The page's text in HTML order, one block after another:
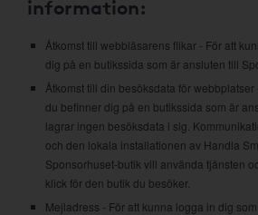
information:
Åtkomst till webbläsarens flikar - För att
dig på en butikssida som är ansluten till
Åtkomst till din besöksdata för
du befinner dig på en butikssida som är
lagrar ingen besöksdata i sig.
och den lokala installationen av Handla
Sponsorhuset-butik vill använda tjänsten
klick för den butik du besöker.
Mejladress - För att kunna logga in dig